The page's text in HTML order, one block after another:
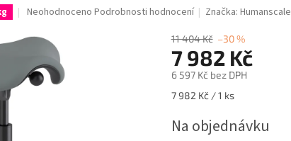
Průměrné
produktu
0,0
z
Neohodnoceno Podrobnosti hodnocení Značka:Humanscale
11 404 Kč –30 %
7 982 Kč
6 597 Kč bez DPH
Měrná
7 982 Kč / 1 ks
Na objednávku